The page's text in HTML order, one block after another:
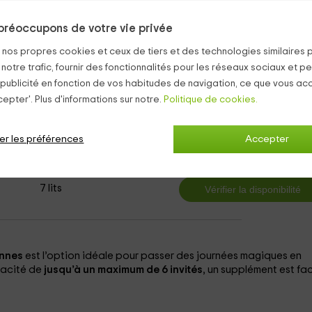
de votre vie privée
nos propres cookies et ceux de tiers et des technologies similaires
trafic, fournir des fonctionnalités pour les réseaux sociaux et
en fonction de vos habitudes de navigation, ce que vous
Plus d'informations sur notre. Politique de cookies.
Accepter
les préférences
et des vues qui ont d'eux ainsi que tout le confort en font
et profiter tous ensemble Option des journées
De Bellera
7 lits
de
personne et
est l’option idéale pour passer des journées magiques en
de jusqu’à un maximum de 6 invités, un supplément est